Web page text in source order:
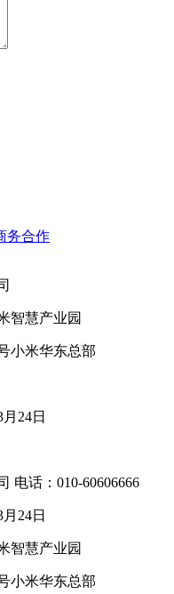
务合作
智慧产业园
小米华东总部
24日
电话：010-60606666
24日
智慧产业园
小米华东总部